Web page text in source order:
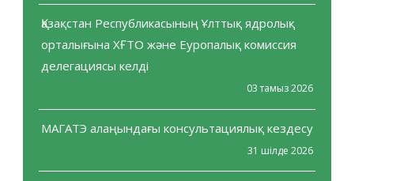
Қазақстан Республикасының Ұлттық ядролық
орталығына ХҒТО және Еуропалық комиссия
делегациясы келді
03 тамыз 2026
МАГАТЭ алаңындағы консультациялық кездесу
31 шілде 2026